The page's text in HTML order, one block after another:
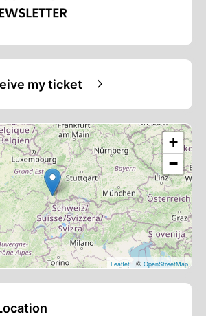
my ticket
+
−
Leaflet| © OpenStreetMap